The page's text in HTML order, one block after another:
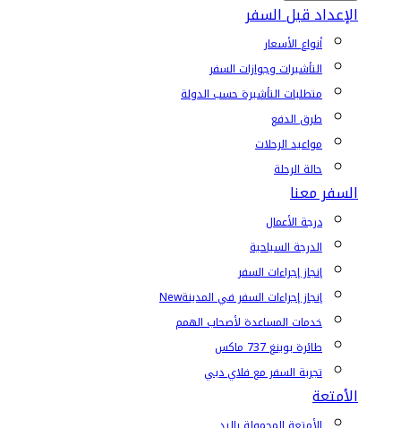
الإعداد قبل السفر
أنواع الأسعار
التأشيرات وجوازات السفر
متطلبات التأشيرة حسب الدولة
طرق الدفع
مواعيد الرحلات
حالة الرحلة
السفر معنا
درجة الأعمال
الدرجة السياحية
إنجاز إجراءات السفر
إنجاز إجراءات السفر في المدينةNew
خدمات المساعدة لأصحاب الهمم
طائرة بوينغ 737 ماكس
تجربة السفر مع فلاي دبي
الأمتعة